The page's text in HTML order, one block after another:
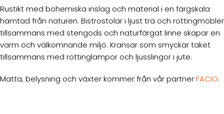
Rustikt med bohemiska inslag och material i en färgskala
hämtad från naturen. Bistrostolar i ljust trä och rottingmöbler
tillsammans med stengods och naturfärgat linne skapar en
varm och välkomnande miljö. Kransar som smyckar taket
tillsammans med rottinglampor och ljusslingor i jute.
Matta, belysning och växter kommer från vår partnerFACIO.